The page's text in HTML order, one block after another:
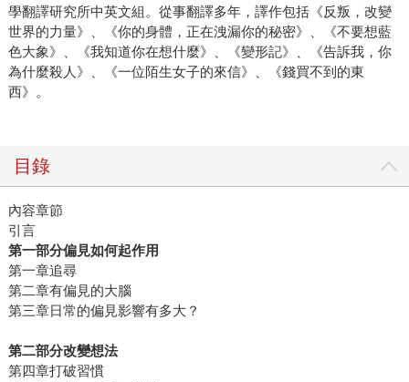
學翻譯研究所中英文組。從事翻譯多年，譯作包括《反叛，改變
世界的力量》、《你的身體，正在洩漏你的秘密》、《不要想藍
色大象》、《我知道你在想什麼》、《變形記》、《告訴我，你
為什麼殺人》、《一位陌生女子的來信》、《錢買不到的東
西》。
目錄
內容章節
引言
第一部分偏見如何起作用
第一章追尋
第二章有偏見的大腦
第三章日常的偏見影響有多大？
第二部分改變想法
第四章打破習慣